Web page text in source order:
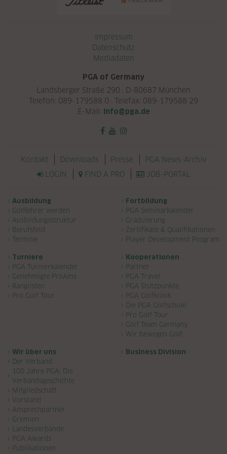
Diese Website verwendet Cookies, um Ihnen ein
angenehmeres Surfen zu ermöglichen.
Impressum
Datenschutz
Mediadaten
PGA of Germany
Landsberger Straße 290 . D-80687 München
Telefon: 089-179588 0 . Telefax: 089-179588 29
E-Mail:
info@pga.de
Navigation überspringen
Kontakt Downloads Presse
PGA News-Archiv
LOGIN
FIND A PRO JOB-PORTAL
Navigation überspringen
Ausbildung
Golflehrer werden
Ausbildungsstruktur
Berufsfeld
Termine
Fortbildung
PGA Seminarkalender
Graduierung
Zertifikate & Qualifikationen
Player Development Program
Turniere
PGA Turnierkalender
Genehmigte ProAms
Ranglisten
Pro Golf Tour
Kooperationen
Partner
PGA Travel
PGA Stützpunkte
PGA Golfklinik
Die PGA Golfschule
Pro Golf Tour
Golf Team Germany
Wir bewegen Golf
Wir über uns
Der Verband
100 Jahre PGA: Die
Verbandsgeschichte
Mitgliedschaft
Vorstand
Ansprechpartner
Gremien
Landesverbände
PGA Awards
Publikationen
Business Division